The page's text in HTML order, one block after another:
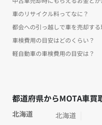
車のリサイクル料ってなに？
都会への引っ越しで車を売却する
車検費用の目安はどのくらい？
軽自動車の車検費用の目安は？
都道府県からMOTA車買
北海道
北海道